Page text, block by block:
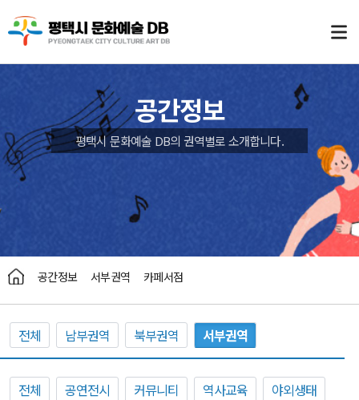
공간정보
평택시 문화예술 DB의 권역별로 소개합니다.
공간정보 서부권역 카페서점
전체 남부권역 북부권역 서부권역
전체 공연전시 커뮤니티 역사교육
야외생태